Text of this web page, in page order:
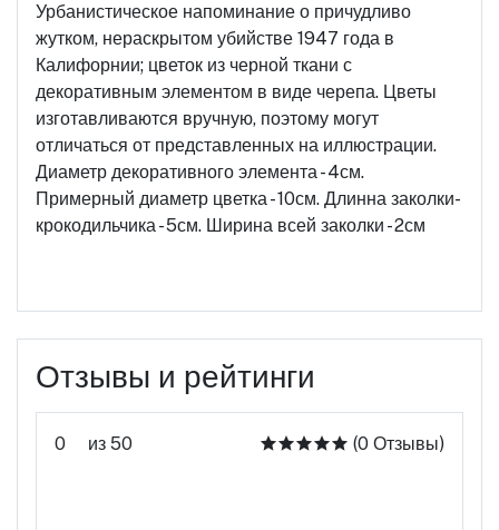
Урбанистическое напоминание о причудливо
жутком, нераскрытом убийстве 1947 года в
Калифорнии; цветок из черной ткани с
декоративным элементом в виде черепа. Цветы
изготавливаются вручную, поэтому могут
отличаться от представленных на иллюстрации.
Диаметр декоративного элемента - 4см.
Примерный диаметр цветка - 10см. Длинна заколки-
крокодильчика - 5см. Ширина всей заколки - 2см
Отзывы и рейтинги
0 из 50 (0 Отзывы)